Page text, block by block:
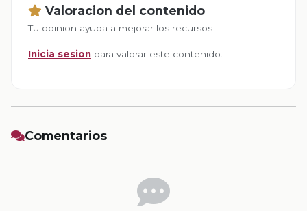
Valoracion del contenido
Tu opinion ayuda a mejorar los recursos
Inicia sesion para valorar este contenido.
Comentarios